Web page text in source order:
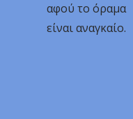
αφού το όραμα
είναι αναγκαίο.